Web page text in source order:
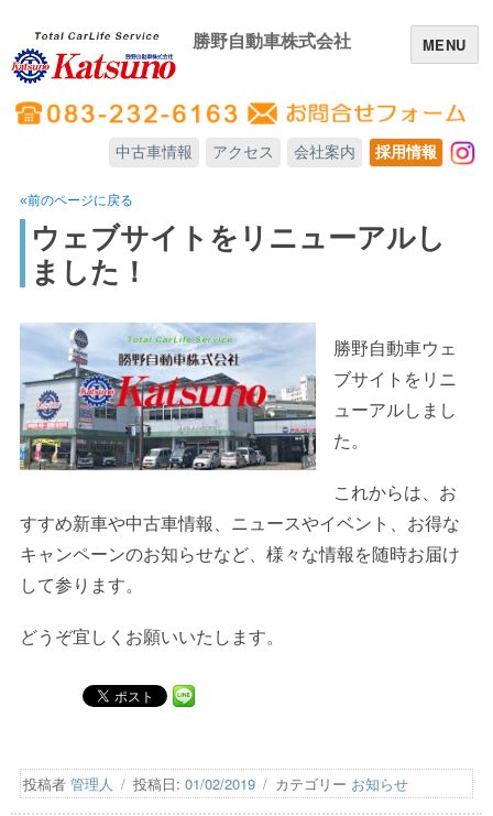
勝野自動車株式会社
中古車情報 アクセス 会社案内 採用情報 In
MENU
«前のページに戻る
ウェブサイトをリニューアルし
ました！
勝野自動車ウェ
ブサイトをリニ
ューアルしまし
た。
これからは、お
すすめ新車や中古車情報、ニュースやイベント、お得な
キャンペーンのお知らせなど、様々な情報を随時お届け
して参ります。
どうぞ宜しくお願いいたします。
投稿者 管理人 投稿日: 01/02/2019 カテゴリー お知らせ